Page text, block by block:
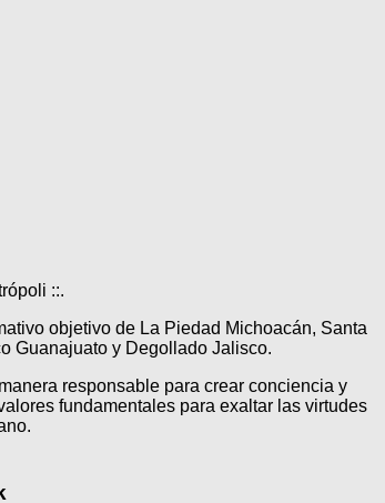
objetivo de La Piedad Michoacán, Santa
Guanajuato y Degollado Jalisco.
responsable para crear conciencia y
fundamentales para exaltar las virtudes